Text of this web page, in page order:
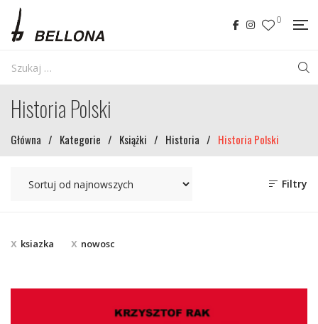
0
Historia Polski
Główna / Kategorie / Książki / Historia / Historia Polski
Filtry
ksiazka nowosc